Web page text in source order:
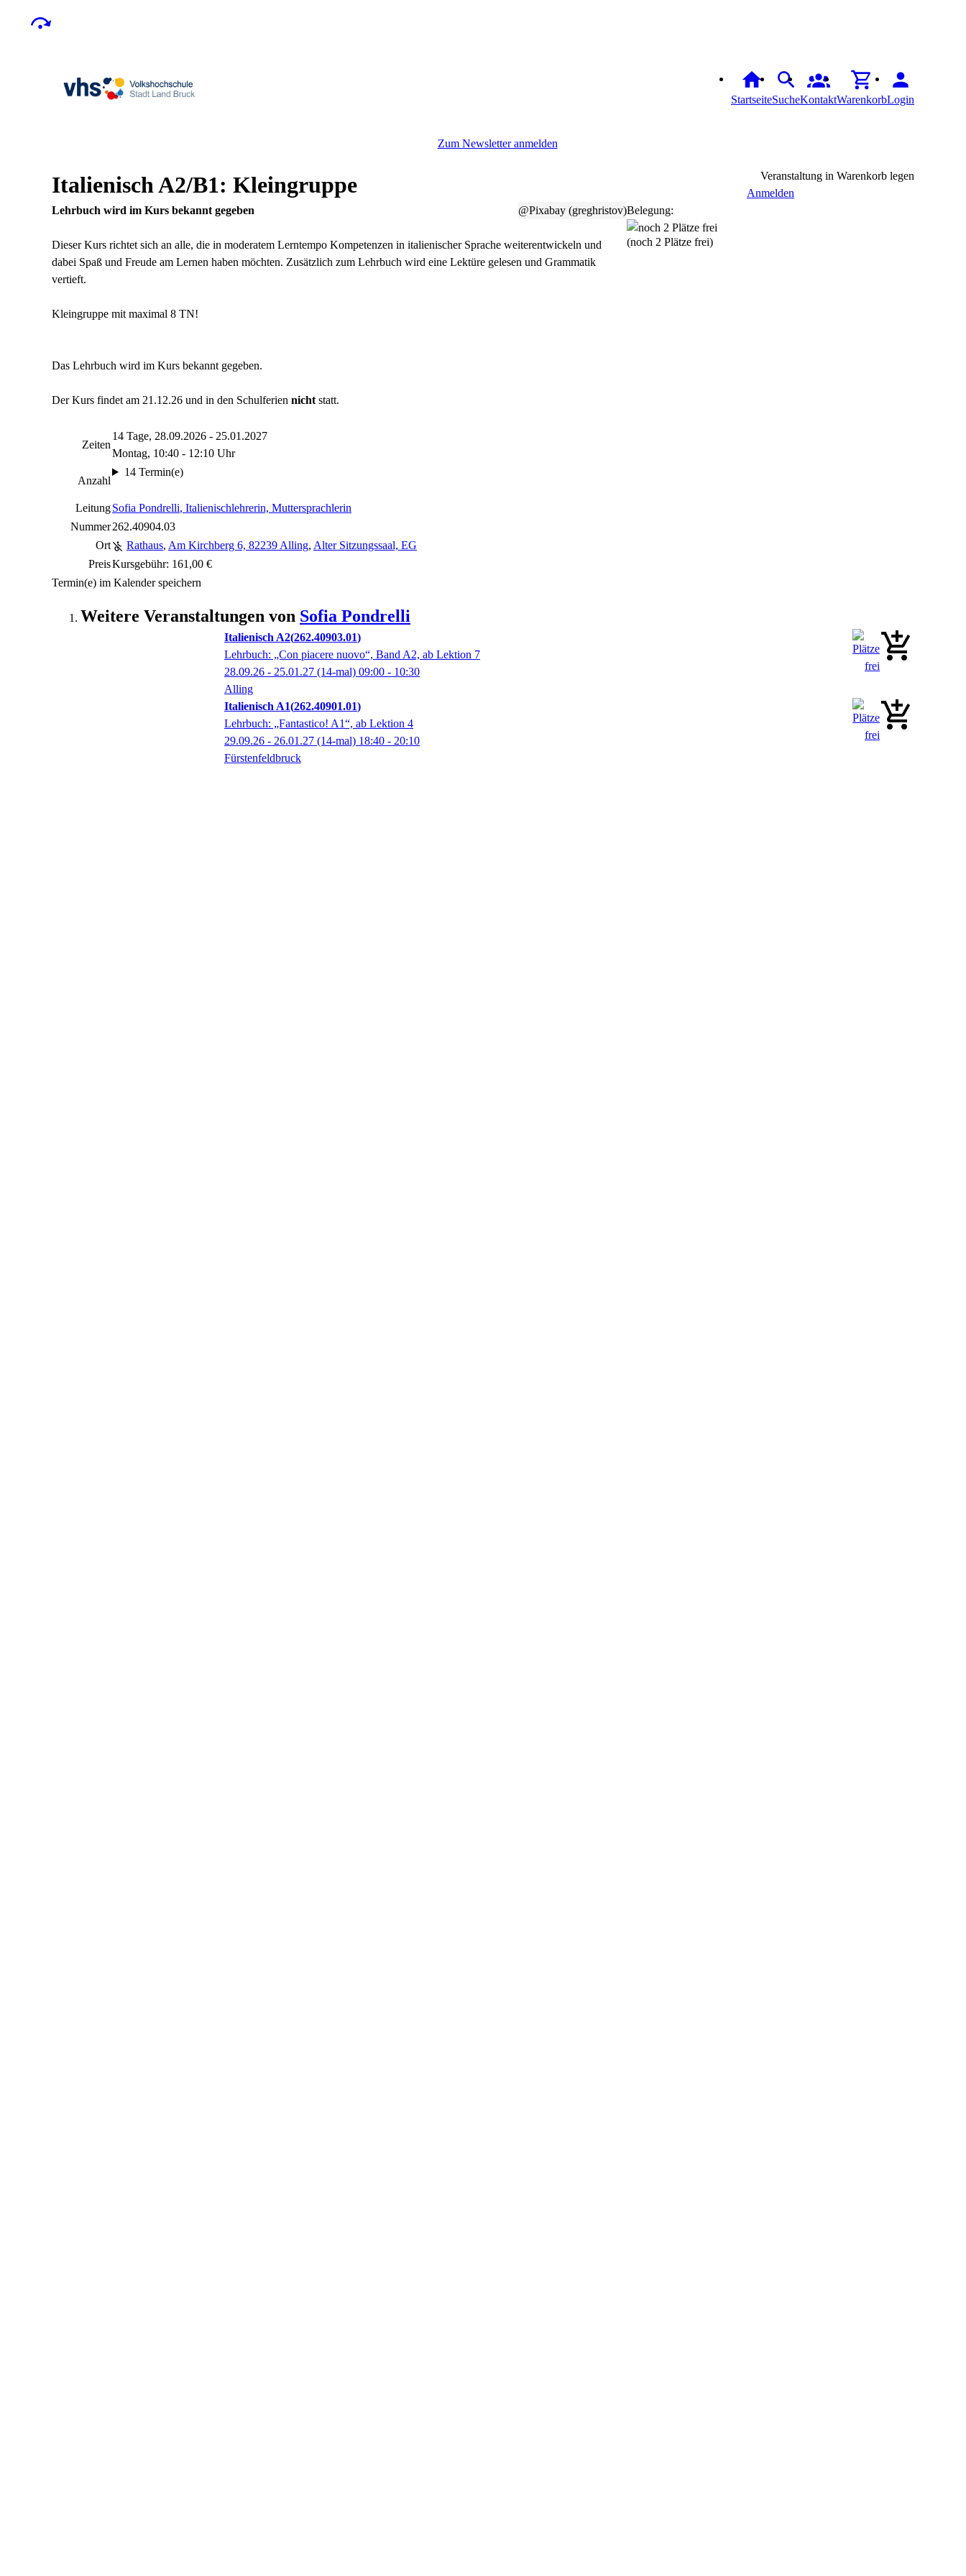
StartseiteSucheKontaktWarenkorbLogin
Zum Newsletter anmelden
Italienisch A2/B1: Kleingruppe
@Pixabay (greghristov)
Lehrbuch wird im Kurs bekannt gegeben
Dieser Kurs richtet sich an alle, die in moderatem Lerntempo Kompetenzen in italienischer Sprache weiterentwickeln und
dabei Spaß und Freude am Lernen haben möchten. Zusätzlich zum Lehrbuch wird eine Lektüre gelesen und Grammatik
vertieft.
Kleingruppe mit maximal 8 TN!
Das Lehrbuch wird im Kurs bekannt gegeben.
Der Kurs findet am 21.12.26 und in den Schulferien nicht statt.
Zeiten
14 Tage, 28.09.2026 - 25.01.2027
Montag, 10:40 - 12:10 Uhr
Anzahl
14 Termin(e)
LeitungSofia Pondrelli, Italienischlehrerin, Muttersprachlerin
Nummer262.40904.03
Ort
Rathaus, Am Kirchberg 6, 82239 Alling, Alter Sitzungssaal, EG
PreisKursgebühr: 161,00 €
Veranstaltung in Warenkorb legen
Anmelden
Belegung:
(noch 2 Plätze frei)
Termin(e) im Kalender speichern
Weitere Veranstaltungen von Sofia Pondrelli
Italienisch A2 262.40903.01
Lehrbuch: „Con piacere nuovo“, Band A2, ab Lektion 7
28.09.26 - 25.01.27 (14-mal) 09:00 - 10:30
Alling
Italienisch A1 262.40901.01
Lehrbuch: „Fantastico! A1“, ab Lektion 4
29.09.26 - 26.01.27 (14-mal) 18:40 - 20:10
Fürstenfeldbruck